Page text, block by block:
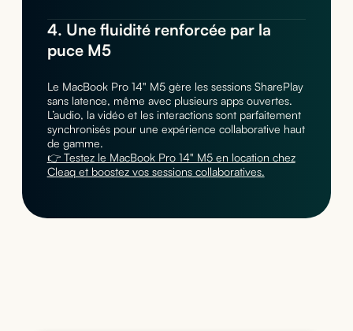
4. Une fluidité renforcée par la
puce M5
Le MacBook Pro 14" M5 gère les sessions SharePlay
sans latence, même avec plusieurs apps ouvertes.
L’audio, la vidéo et les interactions sont parfaitement
synchronisés pour une expérience collaborative haut
de gamme.
👉 Testez le MacBook Pro 14" M5 en location chez
Cleaq et boostez vos sessions collaboratives.